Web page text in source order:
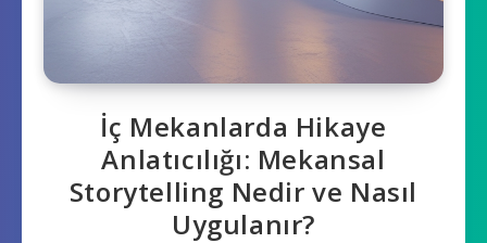
İç Mekanlarda Hikaye
Anlatıcılığı: Mekansal
Storytelling Nedir ve Nasıl
Uygulanır?